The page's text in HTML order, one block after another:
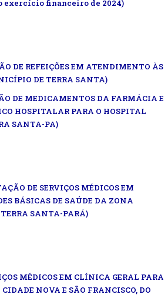
exercício financeiro de 2024)
DE REFEIÇÕES EM ATENDIMENTO ÀS
DE TERRA SANTA)
DE MEDICAMENTOS DA FARMÁCIA E
HOSPITALAR PARA O HOSPITAL
SANTA-PA)
DE SERVIÇOS MÉDICOS EM
BÁSICAS DE SAÚDE DA ZONA
SANTA-PARÁ)
MÉDICOS EM CLÍNICA GERAL PARA
NOVA E SÃO FRANCISCO, DO